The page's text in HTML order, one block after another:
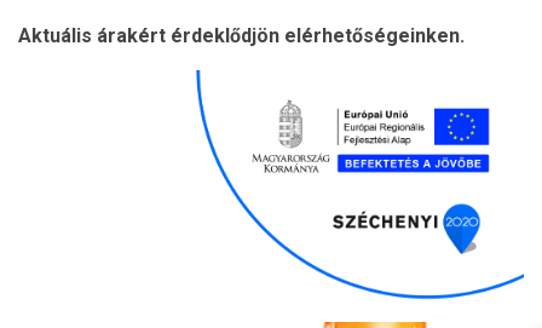
Aktuális árakért érdeklődjön elérhetőségeinken.